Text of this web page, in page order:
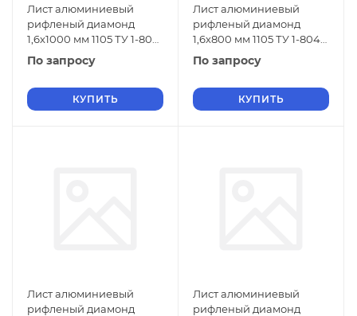
Лист алюминиевый
рифленый диамонд
1,6х1000 мм 1105 ТУ 1-804-
432-2006
По запросу
КУПИТЬ
Лист алюминиевый
рифленый диамонд
1,6х800 мм 1105 ТУ 1-804-
432-2006
По запросу
КУПИТЬ
Лист алюминиевый
рифленый диамонд
Лист алюминиевый
рифленый диамонд